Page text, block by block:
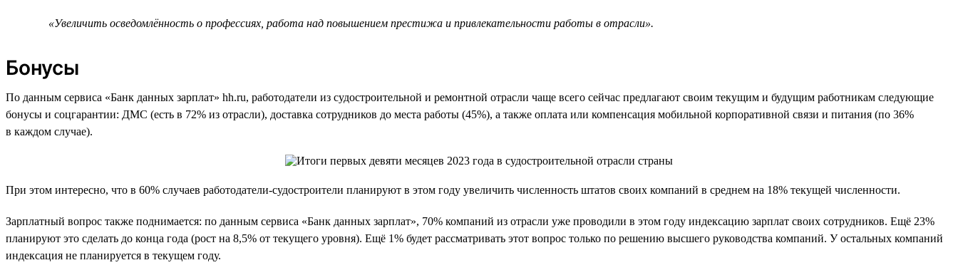
«Увеличить осведомлённость о профессиях, работа над повышением престижа и привлекательности работы в отрасли».
Бонусы
По данным сервиса «Банк данных зарплат» hh.ru, работодатели из судостроительной и ремонтной отрасли чаще всего сейчас предлагают своим текущим и будущим работникам следующие
бонусы и соцгарантии: ДМС (есть в 72% из отрасли), доставка сотрудников до места работы (45%), а также оплата или компенсация мобильной корпоративной связи и питания (по 36%
в каждом случае).
При этом интересно, что в 60% случаев работодатели-судостроители планируют в этом году увеличить численность штатов своих компаний в среднем на 18% текущей численности.
Зарплатный вопрос также поднимается: по данным сервиса «Банк данных зарплат», 70% компаний из отрасли уже проводили в этом году индексацию зарплат своих сотрудников. Ещё 23%
планируют это сделать до конца года (рост на 8,5% от текущего уровня). Ещё 1% будет рассматривать этот вопрос только по решению высшего руководства компаний. У остальных компаний
индексация не планируется в текущем году.